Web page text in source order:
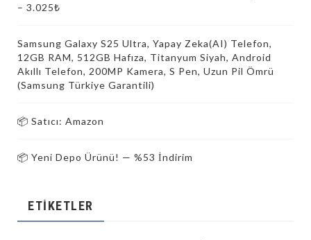
– 3.025₺
Samsung Galaxy S25 Ultra, Yapay Zeka(AI) Telefon,
12GB RAM, 512GB Hafıza, Titanyum Siyah, Android
Akıllı Telefon, 200MP Kamera, S Pen, Uzun Pil Ömrü
(Samsung Türkiye Garantili)
📦 Satıcı: Amazon
📦 Yeni Depo Ürünü! — %53 İndirim
ETIKETLER